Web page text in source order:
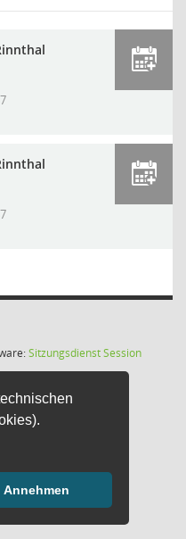
Annehmen
SitzungsdienstSession(Wird in